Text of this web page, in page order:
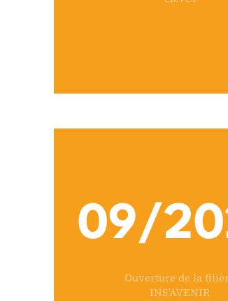
09/
Ouverture de la
INS’AVENIR